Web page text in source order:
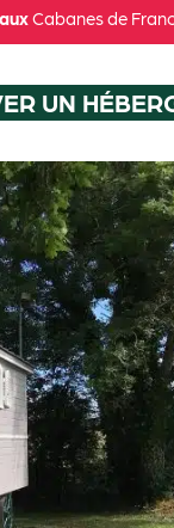
Cabanes de
UN